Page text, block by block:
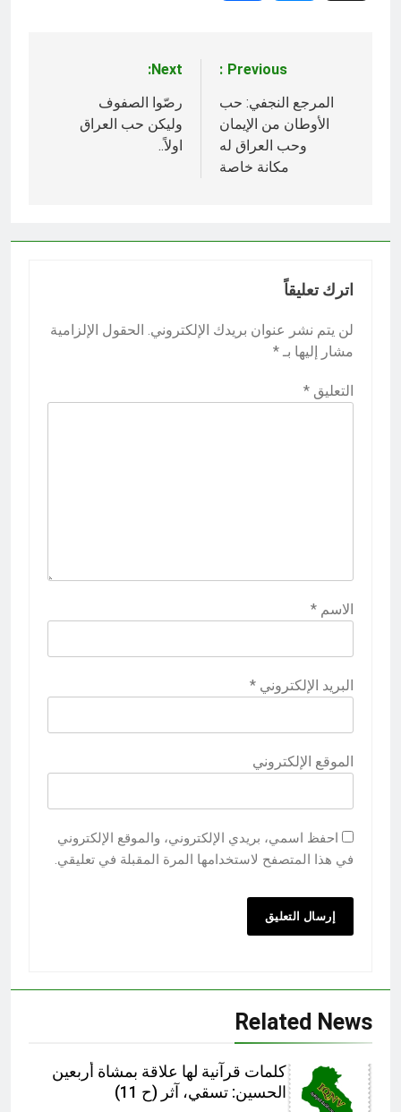
المقالات
Previous:
المرجع النجفي: حب
الأوطان من الإيمان
وحب العراق له
مكانة خاصة
Next:
رصّوا الصفوف
وليكن حب العراق
اولاً..
اترك تعليقاً
لن يتم نشر عنوان بريدك الإلكتروني. الحقول الإلزامية
مشار إليها بـ *
التعليق *
الاسم *
البريد الإلكتروني *
الموقع الإلكتروني
احفظ اسمي، بريدي الإلكتروني، والموقع الإلكتروني
في هذا المتصفح لاستخدامها المرة المقبلة في تعليقي.
Related News
كلمات قرآنية لها علاقة بمشاة أربعين
الحسين: تسقي، آثر (ح 11)